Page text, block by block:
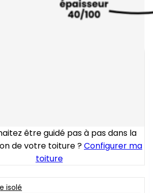
être guidé pas à pas dans la
de votre toiture ?Configurer ma
toiture
isolé